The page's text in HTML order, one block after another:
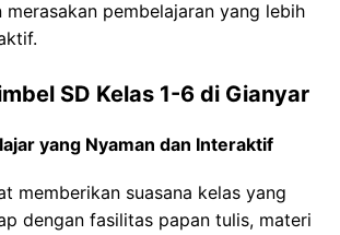
merasakan pembelajaran yang lebih
SD Kelas 1-6 di Gianyar
yang Nyaman dan Interaktif
memberikan suasana kelas yang
dengan fasilitas papan tulis, materi